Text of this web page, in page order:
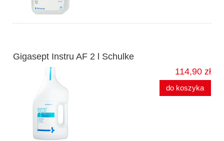
Gigasept Instru AF 2 l Schulke
114,90 zł
do koszyka